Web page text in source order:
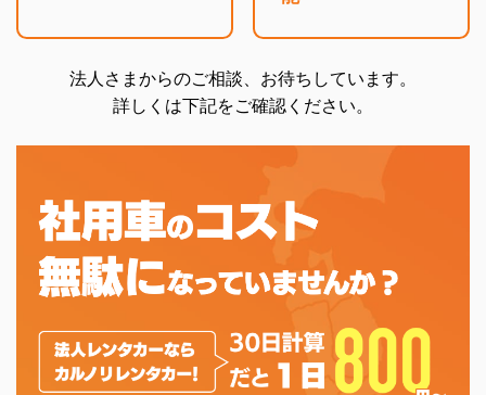
法人さまからのご相談、お待ちしています。
詳しくは下記をご確認ください。